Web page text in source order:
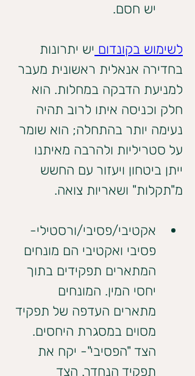
יש חסם.
לשימוש בקונדום יש יתרונות
בחדירה אנאלית ראשונית מעבר
למניעת הדבקה במחלות. הוא
חלק וכניסה איתו לרוב תהיה
נעימה יותר בהתחלה; הוא שומר
על סטריליות ולהרבה מאיתנו
ייתן ביטחון ויעזור עם החשש
מ"תקלות" ושאריות צואה.
אקטיבי/פסיבי/ורסטילי-
פסיבי ואקטיבי הם מונחים
המתארים תפקידים בתוך
יחסי המין. המונחים
מתארים העדפה של תפקיד
מסוים במסגרת היחסים.
הצד "הפסיבי"- יקח את
תפקיד הנחדר. הצד